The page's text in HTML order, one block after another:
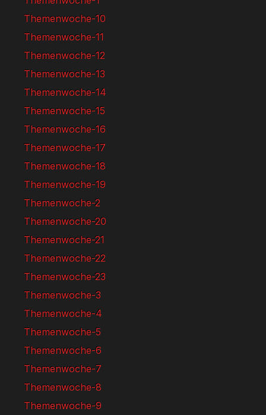
Themenwoche-10
Themenwoche-11
Themenwoche-12
Themenwoche-13
Themenwoche-14
Themenwoche-15
Themenwoche-16
Themenwoche-17
Themenwoche-18
Themenwoche-19
Themenwoche-2
Themenwoche-20
Themenwoche-21
Themenwoche-22
Themenwoche-23
Themenwoche-3
Themenwoche-4
Themenwoche-5
Themenwoche-6
Themenwoche-7
Themenwoche-8
Themenwoche-9